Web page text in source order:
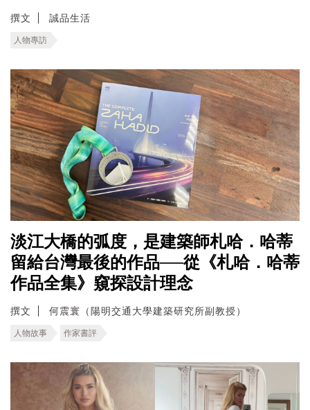
撰文 誠品生活
人物專訪
淡江大橋的弧度，是建築師札哈．哈蒂
留給台灣最後的作品──從《札哈．哈蒂
作品全集》窺探設計理念
撰文 何震寰（陽明交通大學建築研究所副教授）
人物故事 作家書評